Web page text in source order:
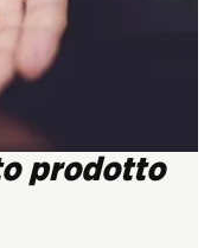
prodotto